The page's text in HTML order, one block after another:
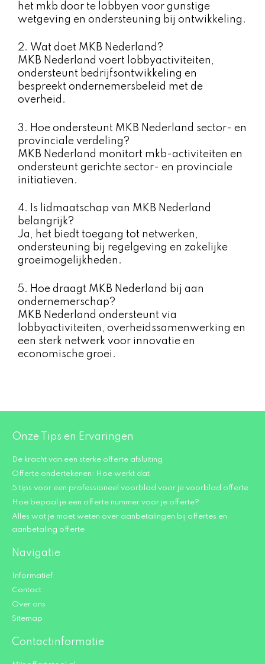
het mkb door te lobbyen voor gunstige
wetgeving en ondersteuning bij ontwikkeling.
2. Wat doet MKB Nederland?
MKB Nederland voert lobbyactiviteiten,
ondersteunt bedrijfsontwikkeling en
bespreekt ondernemersbeleid met de
overheid.
3. Hoe ondersteunt MKB Nederland sector- en
provinciale verdeling?
MKB Nederland monitort mkb-activiteiten en
ondersteunt gerichte sector- en provinciale
initiatieven.
4. Is lidmaatschap van MKB Nederland
belangrijk?
Ja, het biedt toegang tot netwerken,
ondersteuning bij regelgeving en zakelijke
groeimogelijkheden.
5. Hoe draagt MKB Nederland bij aan
ondernemerschap?
MKB Nederland ondersteunt via
lobbyactiviteiten, overheidssamenwerking en
een sterk netwerk voor innovatie en
economische groei.
Onze Tips en Ervaringen
De kracht van een sterke offerte afsluiting
Offerte ondertekenen: Hoe werkt dat
5 tips voor een professioneel voorblad voor je voorblad offerte
Hoe bepaal je een offerte nummer voor je offerte?
Alles wat je moet weten over aanbetalingen bij offertes en
aanbetaling offerte
Navigatie
Informatief
Contact
Over ons
Sitemap
Contactinformatie